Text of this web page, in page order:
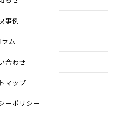
事例
ラム
合わせ
マップ
ーポリシー